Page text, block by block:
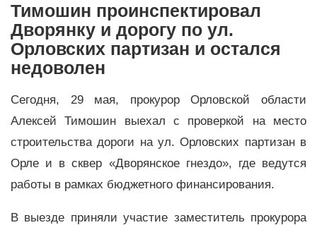
Тимошин проинспектировал
Дворянку и дорогу по ул.
Орловских партизан и остался
недоволен
Сегодня, 29 мая, прокурор Орловской области
Алексей Тимошин выехал с проверкой на место
строительства дороги на ул. Орловских партизан в
Орле и в сквер «Дворянское гнездо», где ведутся
работы в рамках бюджетного финансирования.
В выезде приняли участие заместитель прокурора